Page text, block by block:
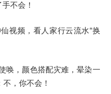
不会！
视频，看人家行云流水“换
唤，颜色搭配灾难，晕染一
，你不会！